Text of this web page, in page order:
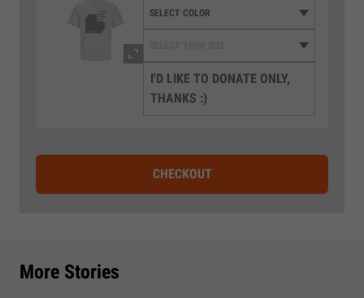
I'D LIKE TO DONATE ONLY,
THANKS :)
CHECKOUT
More Stories